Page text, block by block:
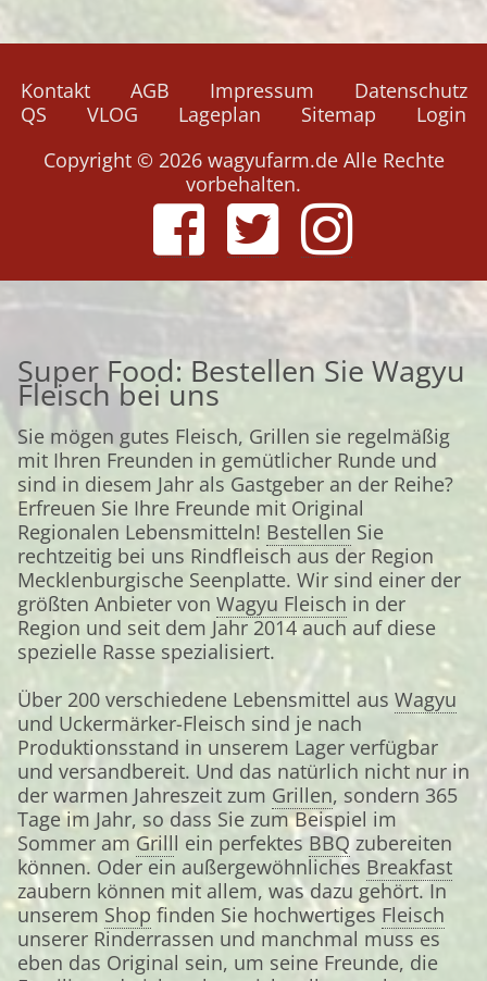
Navigation
überspringen
Kontakt AGB Impressum
Datenschutz
QS
VLOG Lageplan Sitemap
Login
Copyright © 2026 wagyufarm.de Alle Rechte
vorbehalten.
Super Food: Bestellen Sie Wagyu
Fleisch bei uns
Sie mögen gutes Fleisch, Grillen sie regelmäßig
mit Ihren Freunden in gemütlicher Runde und
sind in diesem Jahr als Gastgeber an der Reihe?
Erfreuen Sie Ihre Freunde mit Original
Regionalen Lebensmitteln! Bestellen Sie
rechtzeitig bei uns Rindfleisch aus der Region
Mecklenburgische Seenplatte. Wir sind einer der
größten Anbieter von Wagyu Fleisch in der
Region und seit dem Jahr 2014 auch auf diese
spezielle Rasse spezialisiert.
Über 200 verschiedene Lebensmittel aus Wagyu
und Uckermärker-Fleisch sind je nach
Produktionsstand in unserem Lager verfügbar
und versandbereit. Und das natürlich nicht nur in
der warmen Jahreszeit zum Grillen, sondern 365
Tage im Jahr, so dass Sie zum Beispiel im
Sommer amGrilll ein perfektes BBQ zubereiten
können. Oder ein außergewöhnliches Breakfast
zaubern können mit allem, was dazu gehört. In
unserem Shop finden Sie hochwertiges Fleisch
unserer Rinderrassen und manchmal muss es
eben das Original sein, um seine Freunde, die